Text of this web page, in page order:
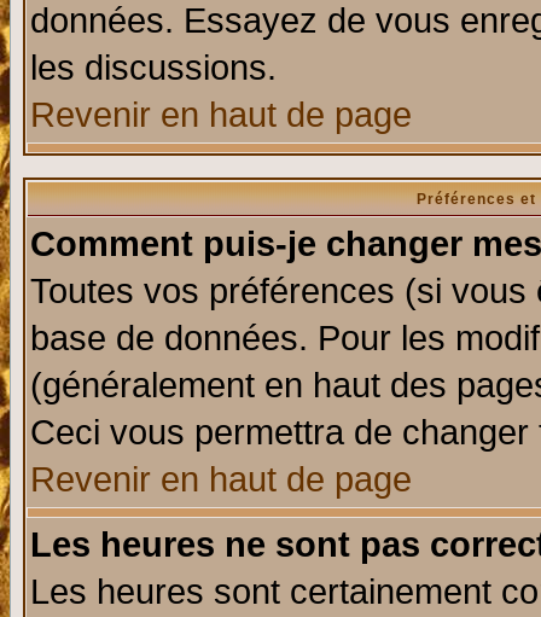
données. Essayez de vous
les discussions.
Revenir en haut de page
Préférences
Comment puis-je changer
Toutes vos préférences (si
base de données. Pour les
(généralement en haut des
Ceci vous permettra de
Revenir en haut de page
Les heures ne sont pas
Les heures sont certainement